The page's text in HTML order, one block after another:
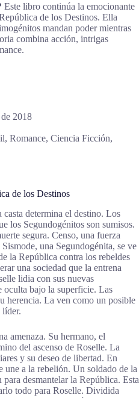
Este libro continúa la emocionante
de los Destinos. Ella
mandan poder mientras
combina acción, intrigas
2018
Romance, Ciencia Ficción,
de los Destinos
determina el destino. Los
los Segundogénitos son sumisos.
segura. Censo, una fuerza
una Segundogénita, se ve
la República contra los rebeldes
una sociedad que la entrena
lidia con sus nuevas
oculta bajo la superficie. Las
herencia. La ven como un posible
líder.
amenaza. Su hermano, el
del ascenso de Roselle. La
y su deseo de libertad. En
une a la rebelión. Un soldado de la
desmantelar la República. Esta
todo para Roselle. Dividida